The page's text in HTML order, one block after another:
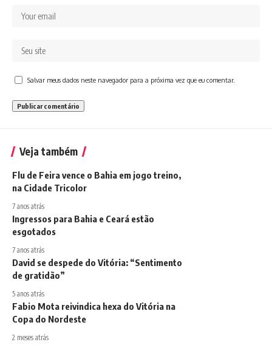
Salvar meus dados neste navegador para a próxima vez que eu comentar.
Veja também
Flu de Feira vence o Bahia em jogo treino,
na Cidade Tricolor
7 anos atrás
Ingressos para Bahia e Ceará estão
esgotados
7 anos atrás
David se despede do Vitória: “Sentimento
de gratidão”
5 anos atrás
Fabio Mota reivindica hexa do Vitória na
Copa do Nordeste
2 meses atrás